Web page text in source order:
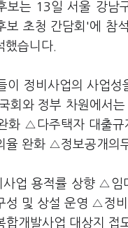
보는 13일 서울 강남
보 초청 간담회'에 참
습니다.
이 정비사업의 사업
회와 정부 차원에서
화 △다주택자 대출
완화 △정보공개의
업 용적률 상향 △임
성 및 상설 운영 △정
개발사업 대상지 접